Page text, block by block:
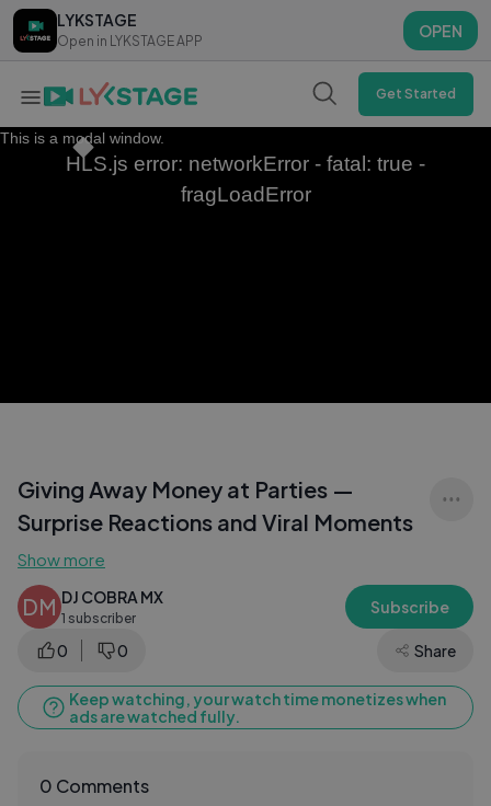
LYKSTAGE
Open in LYKSTAGE APP
OPEN
LYKSTAGE
Open in LYKSTAGE APP
OPEN
Get Started
This is a modal window.
HLS.js error: networkError - fatal: true -
fragLoadError
Giving Away Money at Parties —
Surprise Reactions and Viral Moments
Show more
DM DJ COBRA MX
1 subscriber
Subscribe
0 0 Share
Keep watching, your watch time monetizes when
ads are watched fully.
0 Comments